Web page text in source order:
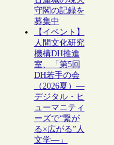
守閣の記録を
募集中
【イベント】
人間文化研究
機構DH推進
室、「第5回
DH若手の会
（2026夏）―
デジタル・ヒ
ューマニティ
ーズで“繋が
る×広がる”人
文学―」